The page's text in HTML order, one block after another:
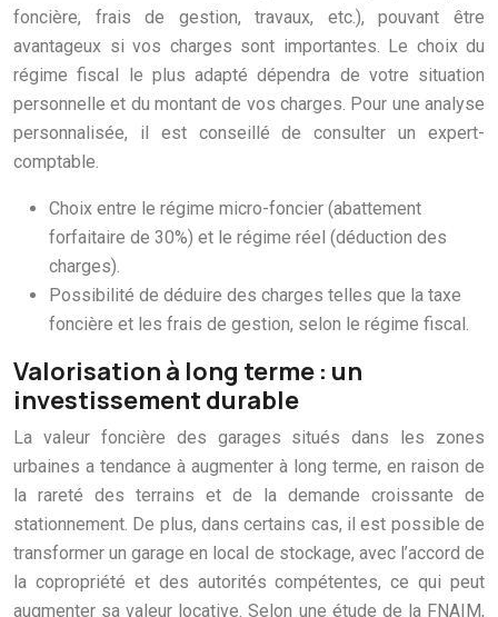
foncière, frais de gestion, travaux, etc.), pouvant être
avantageux si vos charges sont importantes. Le choix du
régime fiscal le plus adapté dépendra de votre situation
personnelle et du montant de vos charges. Pour une analyse
personnalisée, il est conseillé de consulter un expert-
comptable.
Choix entre le régime micro-foncier (abattement
forfaitaire de 30%) et le régime réel (déduction des
charges).
Possibilité de déduire des charges telles que la taxe
foncière et les frais de gestion, selon le régime fiscal.
Valorisation à long terme : un
investissement durable
La valeur foncière des garages situés dans les zones
urbaines a tendance à augmenter à long terme, en raison de
la rareté des terrains et de la demande croissante de
stationnement. De plus, dans certains cas, il est possible de
transformer un garage en local de stockage, avec l’accord de
la copropriété et des autorités compétentes, ce qui peut
augmenter sa valeur locative. Selon une étude de la FNAIM,